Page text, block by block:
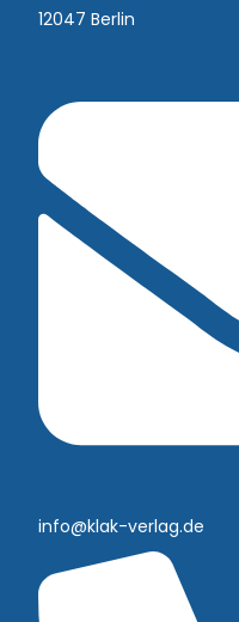
12047 Berlin
info@klak-verlag.de